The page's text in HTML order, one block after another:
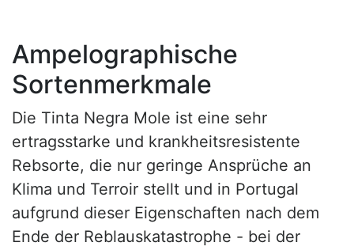
Ampelographische
Sortenmerkmale
Die Tinta Negra Mole ist eine sehr
ertragsstarke und krankheitsresistente
Rebsorte, die nur geringe Ansprüche an
Klima und Terroir stellt und in Portugal
aufgrund dieser Eigenschaften nach dem
Ende der Reblauskatastrophe - bei der